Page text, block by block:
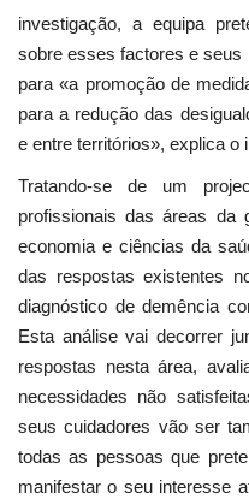
investigação, a equipa
sobre esses factores e
para «a promoção de
para a redução das
e entre territórios», explica o
Tratando-se de um
profissionais das áreas da
economia e ciências da
das respostas existentes
diagnóstico de demência
Esta análise vai decorrer
respostas nesta área,
necessidades não
seus cuidadores vão ser
todas as pessoas que
manifestar o seu interesse